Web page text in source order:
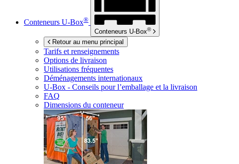
Conteneurs U-Box®
Conteneurs U-Box®
Retour au menu principal
Tarifs et renseignements
Options de livraison
Utilisations fréquentes
Déménagements internationaux
U-Box - Conseils pour l’emballage et la livraison
FAQ
Dimensions du conteneur